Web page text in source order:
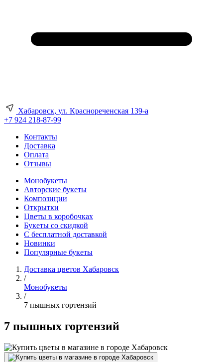
Хабаровск, ул. Краснореченская 139-а
+7 924 218-87-99
Контакты
Доставка
Оплата
Отзывы
Монобукеты
Авторские букеты
Композиции
Открытки
Цветы в коробочках
Букеты со скидкой
С бесплатной доставкой
Новинки
Популярные букеты
Доставка цветов Хабаровск
/
Монобукеты
/
7 пышных гортензий
7 пышных гортензий